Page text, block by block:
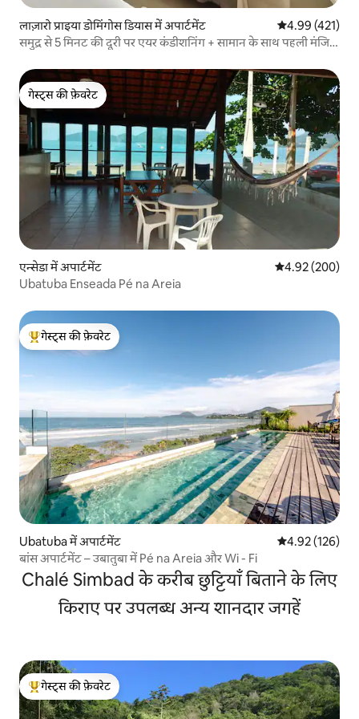
लाज़ारो प्राइया डोमिंगोस डियास में अपार्टमेंट औसत रेटिंग 5 में से
4.99 (421)
समुद्र से 5 मिनट की दूरी पर एयर कंडीशनिंग + सामान के साथ पहली मंजिल
गेस्ट्स की फ़ेवरेट
गेस्ट्स की फ़ेवरेट
एन्सेडा में अपार्टमेंट औसत रेटिंग 5 में से
4.92 (200)
Ubatuba Enseada Pé na Areia
गेस्ट्स का टॉप फ़ेवरेट
गेस्ट्स की फ़ेवरेट
Ubatuba में अपार्टमेंट औसत रेटिंग 5 में से
4.92 (126)
बांस अपार्टमेंट – उबातुबा में Pé na Areia और Wi - Fi
Chalé Simbad के करीब छुट्टियाँ बिताने के लिए
किराए पर उपलब्ध अन्य शानदार जगहें
गेस्ट्स का टॉप फ़ेवरेट
गेस्ट्स की फ़ेवरेट